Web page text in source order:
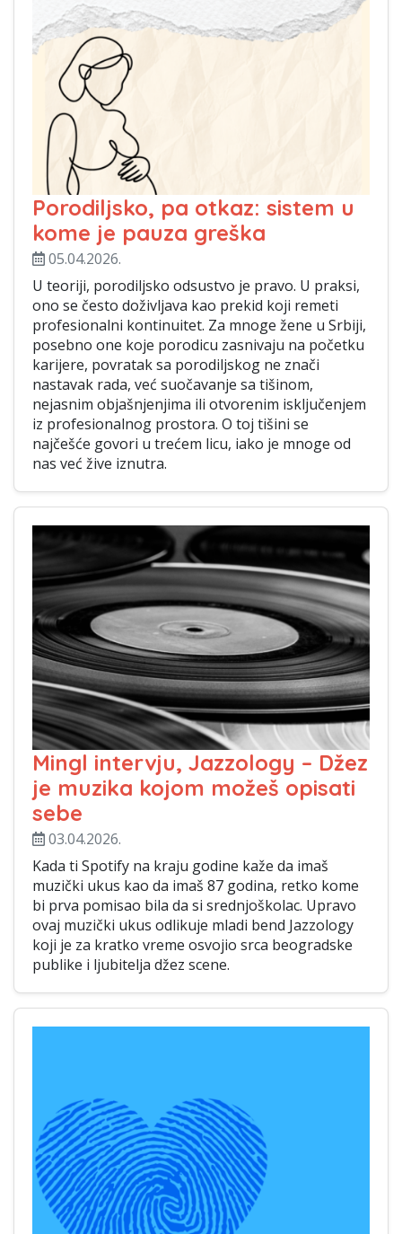
Porodiljsko, pa otkaz: sistem u
kome je pauza greška
05.04.2026.
U teoriji, porodiljsko odsustvo je pravo. U praksi,
ono se često doživljava kao prekid koji remeti
profesionalni kontinuitet. Za mnoge žene u Srbiji,
posebno one koje porodicu zasnivaju na početku
karijere, povratak sa porodiljskog ne znači
nastavak rada, već suočavanje sa tišinom,
nejasnim objašnjenjima ili otvorenim isključenjem
iz profesionalnog prostora. O toj tišini se
najčešće govori u trećem licu, iako je mnoge od
nas već žive iznutra.
Mingl intervju, Jazzology – Džez
je muzika kojom možeš opisati
sebe
03.04.2026.
Kada ti Spotify na kraju godine kaže da imaš
muzički ukus kao da imaš 87 godina, retko kome
bi prva pomisao bila da si srednjoškolac. Upravo
ovaj muzički ukus odlikuje mladi bend Jazzology
koji je za kratko vreme osvojio srca beogradske
publike i ljubitelja džez scene.